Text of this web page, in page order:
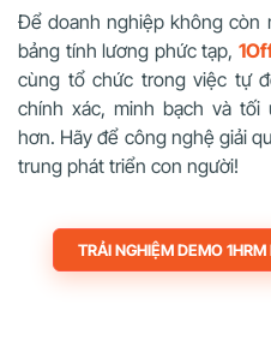
Để doanh nghiệp không còn
bảng tính lương phức tạp,
cùng tổ chức trong việc tự
chính xác, minh bạch và
hơn. Hãy để công nghệ giải
trung phát triển con người!
TRẢI NGHIỆM DEMO